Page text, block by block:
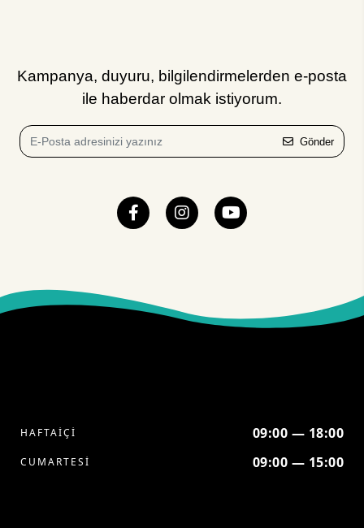
Kampanya, duyuru, bilgilendirmelerden e-posta
ile haberdar olmak istiyorum.
Gönder
HAFTAİÇİ 09:00 — 18:00
CUMARTESİ 09:00 — 15:00